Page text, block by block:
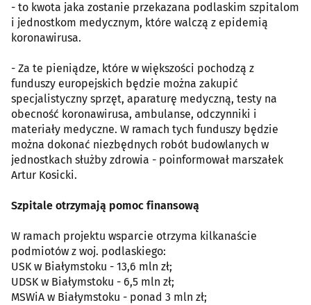
- to kwota jaka zostanie przekazana podlaskim szpitalom
i jednostkom medycznym, które walczą z epidemią
koronawirusa.
- Za te pieniądze, które w większości pochodzą z
funduszy europejskich będzie można zakupić
specjalistyczny sprzęt, aparaturę medyczną, testy na
obecność koronawirusa, ambulanse, odczynniki i
materiały medyczne. W ramach tych funduszy będzie
można dokonać niezbędnych robót budowlanych w
jednostkach służby zdrowia - poinformował marszałek
Artur Kosicki.
Szpitale otrzymają pomoc finansową
W ramach projektu wsparcie otrzyma kilkanaście
podmiotów z woj. podlaskiego:
USK w Białymstoku - 13,6 mln zł;
UDSK w Białymstoku - 6,5 mln zł;
MSWiA w Białymstoku - ponad 3 mln zł;